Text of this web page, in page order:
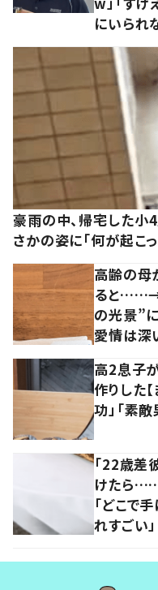
にいられ
豪雨の中、帰宅した小
さかの姿に「何が起こっ
高齢の母
ると……→
の光景”
愛情は深
高2息子
作りした
功」「素敵
「22歳差
けたら
「どこで
れすごい」